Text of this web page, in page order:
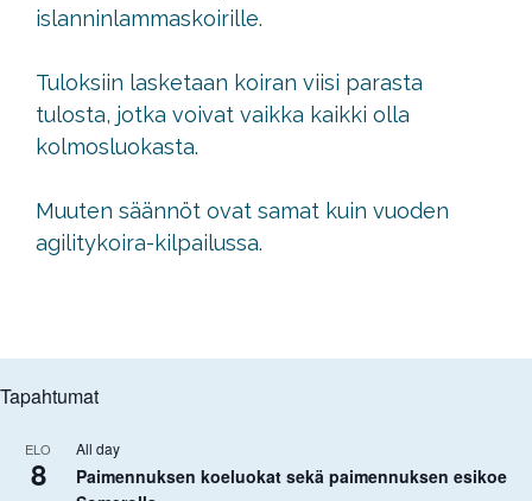
islanninlammaskoirille.
Tuloksiin lasketaan koiran viisi parasta
tulosta, jotka voivat vaikka kaikki olla
kolmosluokasta.
Muuten säännöt ovat samat kuin vuoden
agilitykoira-kilpailussa.
Tapahtumat
ELO
8
All day
Paimennuksen koeluokat sekä paimennuksen esikoe